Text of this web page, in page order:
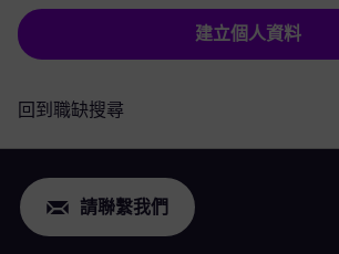
建立個人資料
回到職缺搜尋
請聯繫我們